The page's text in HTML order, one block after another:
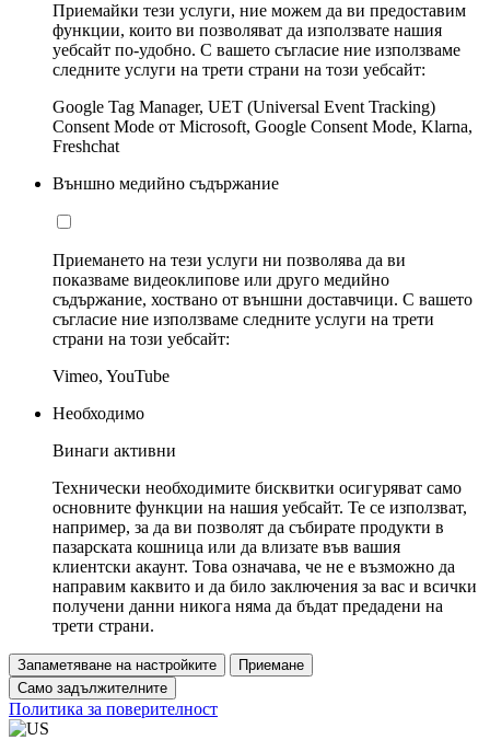
Приемайки тези услуги, ние можем да ви предоставим
функции, които ви позволяват да използвате нашия
уебсайт по-удобно. С вашето съгласие ние използваме
следните услуги на трети страни на този уебсайт:
Google Tag Manager, UET (Universal Event Tracking)
Consent Mode от Microsoft, Google Consent Mode, Klarna,
Freshchat
Външно медийно съдържание
Приемането на тези услуги ни позволява да ви
показваме видеоклипове или друго медийно
съдържание, хоствано от външни доставчици. С вашето
съгласие ние използваме следните услуги на трети
страни на този уебсайт:
Vimeo, YouTube
Необходимо
Винаги активни
Технически необходимите бисквитки осигуряват само
основните функции на нашия уебсайт. Те се използват,
например, за да ви позволят да събирате продукти в
пазарската кошница или да влизате във вашия
клиентски акаунт. Това означава, че не е възможно да
направим каквито и да било заключения за вас и всички
получени данни никога няма да бъдат предадени на
трети страни.
Запаметяване на настройките
Приемане
Само задължителните
Политика за поверителност